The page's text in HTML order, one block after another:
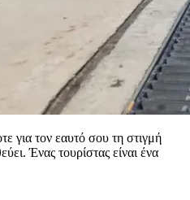
για τον εαυτό σου τη στιγμή
Ένας τουρίστας είναι ένα